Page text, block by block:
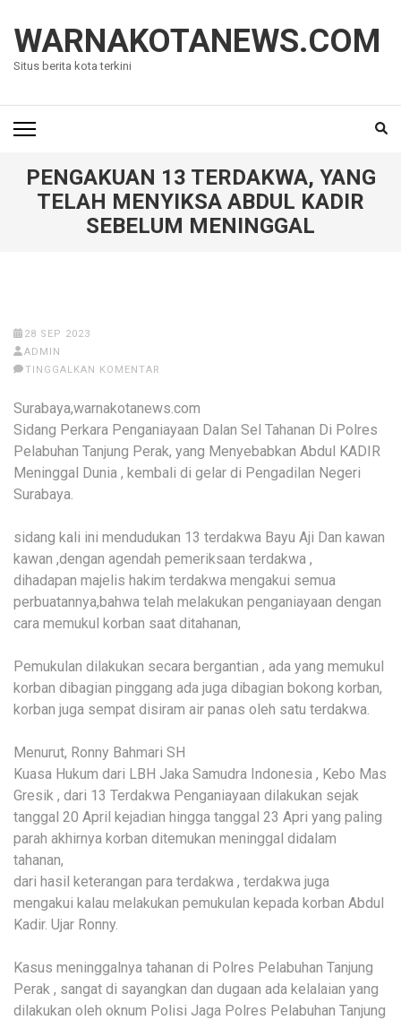
konten
(Tekan
WARNAKOTANEWS.COM
Situs berita kota terkini
PENGAKUAN 13 TERDAKWA, YANG
TELAH MENYIKSA ABDUL KADIR
SEBELUM MENINGGAL
28 SEP 2023
ADMIN
TINGGALKAN KOMENTAR
Surabaya,warnakotanews.com
Sidang Perkara Penganiayaan Dalan Sel Tahanan Di Polres
Pelabuhan Tanjung Perak, yang Menyebabkan Abdul KADIR
Meninggal Dunia , kembali di gelar di Pengadilan Negeri
Surabaya.
sidang kali ini mendudukan 13 terdakwa Bayu Aji Dan kawan
kawan ,dengan agendah pemeriksaan terdakwa ,
dihadapan majelis hakim terdakwa mengakui semua
perbuatannya,bahwa telah melakukan penganiayaan dengan
cara memukul korban saat ditahanan,
Pemukulan dilakukan secara bergantian , ada yang memukul
korban dibagian pinggang ada juga dibagian bokong korban,
korban juga sempat disiram air panas oleh satu terdakwa.
Menurut, Ronny Bahmari SH
Kuasa Hukum dari LBH Jaka Samudra Indonesia , Kebo Mas
Gresik , dari 13 Terdakwa Penganiayaan dilakukan sejak
tanggal 20 April kejadian hingga tanggal 23 Apri yang paling
parah akhirnya korban ditemukan meninggal didalam
tahanan,
dari hasil keterangan para terdakwa , terdakwa juga
mengakui kalau melakukan pemukulan kepada korban Abdul
Kadir. Ujar Ronny.
Kasus meninggalnya tahanan di Polres Pelabuhan Tanjung
Perak , sangat di sayangkan dan dugaan ada kelalaian yang
dilakukan oleh oknum Polisi Jaga Polres Pelabuhan Tanjung